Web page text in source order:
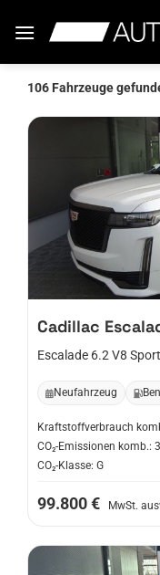
Inhalt
106 Fahrzeuge
Cadillac
Escalade 6.2 V8
Neufahrzeug
Kraftstoffverbrauch
CO₂-Emissionen komb.:
CO₂-Klasse: G
99.800 € MwSt.